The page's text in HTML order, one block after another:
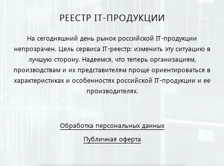
РЕЕСТР IT-ПРОДУКЦИИ
На сегодняшний день рынок российской IT-продукции
непрозрачен. Цель сервиса IT-реестр: изменить эту ситуацию в
лучшую сторону. Надеемся, что теперь организациям,
производствам и их представителям проще ориентироваться в
характеристиках и особенностях российской IT-продукции и ее
производителях.
Обработка персональных данных
Публичная оферта